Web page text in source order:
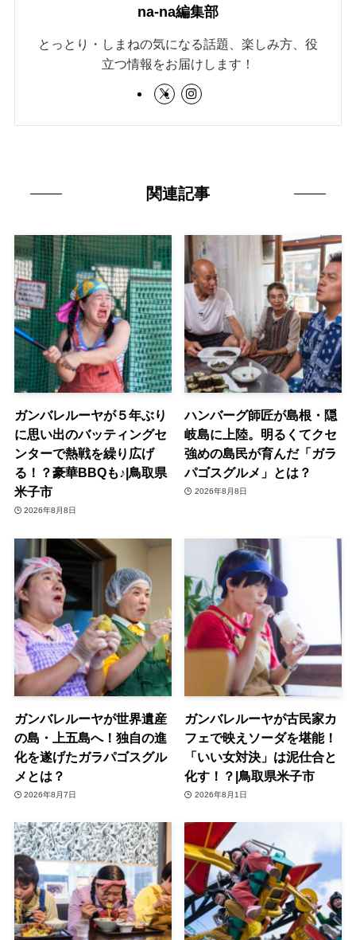
na-na編集部
とっとり・しまねの気になる話題、楽しみ方、役
立つ情報をお届けします！
関連記事
ガンバレルーヤが５年ぶり
に思い出のバッティングセ
ンターで熱戦を繰り広げ
る！？豪華BBQも♪|鳥取県
米子市
2026年8月8日
ハンバーグ師匠が島根・隠
岐島に上陸。明るくてクセ
強めの島民が育んだ「ガラ
パゴスグルメ」とは？
2026年8月8日
ガンバレルーヤが世界遺産
の島・上五島へ！独自の進
化を遂げたガラパゴスグル
メとは？
2026年8月7日
ガンバレルーヤが古民家カ
フェで映えソーダを堪能！
「いい女対決」は泥仕合と
化す！？|鳥取県米子市
2026年8月1日